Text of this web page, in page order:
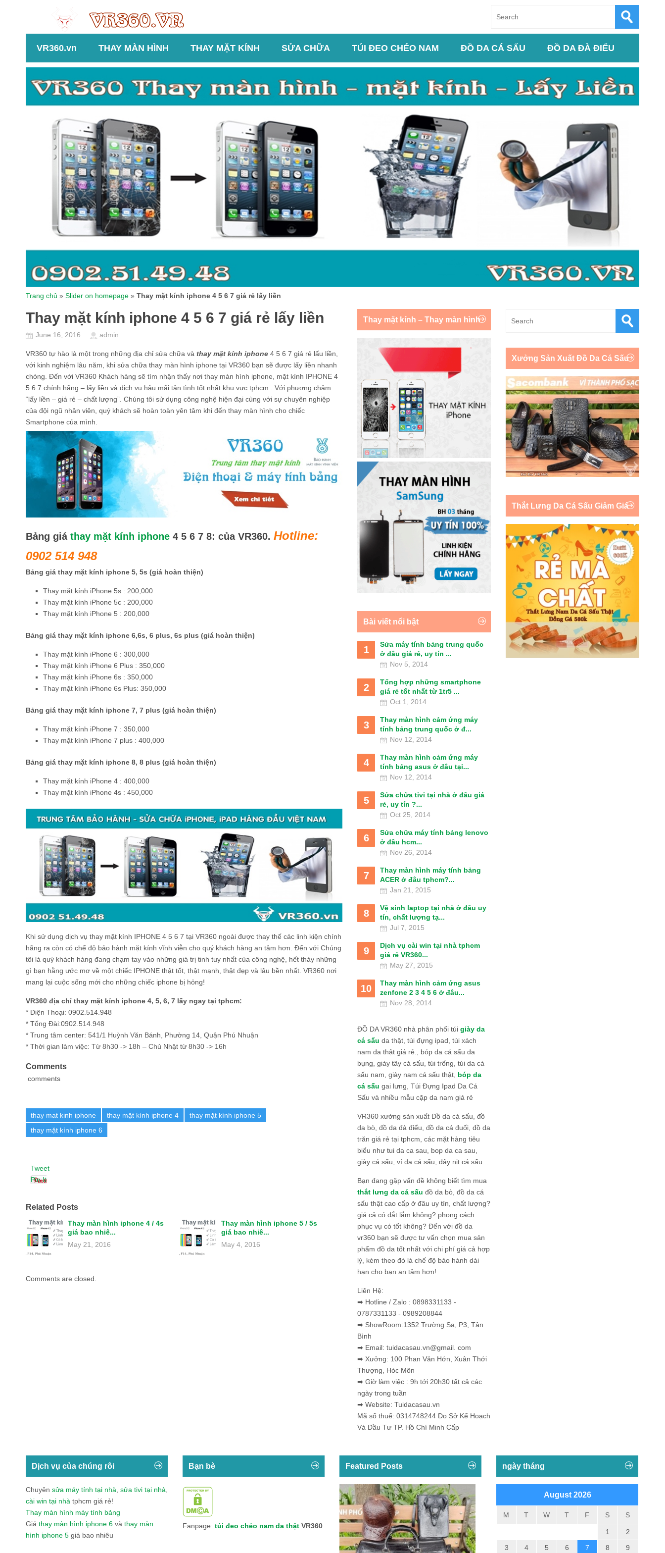
VR360.vn THAY MÀN HÌNH THAY MẶT KÍNH SỬA CHỮA TÚI ĐEO CHÉO NAM ĐỒ DA CÁ SẤU ĐỒ DA ĐÀ ĐIỂU
Trang chủ » Slider on homepage » Thay mặt kính iphone 4 5 6 7 giá rẻ lấy liền
Thay mặt kính iphone 4 5 6 7 giá rẻ lấy liền
June 16, 2016 admin
VR360 tự hào là một trong những địa chỉ sửa chữa và thay mặt kính iphone 4 5 6 7 giá rẻ lấu liền,
với kinh nghiệm lâu năm, khi sửa chữa thay màn hình iphone tại VR360 bạn sẽ được lấy liền nhanh
chóng. Đến với VR360 Khách hàng sẽ tìm nhận thấy nơi thay màn hình iphone, mặt kính IPHONE 4
5 6 7 chính hãng – lấy liền và dịch vụ hậu mãi tận tình tốt nhất khu vực tphcm . Với phương châm
“lấy liền – giá rẻ – chất lượng”. Chúng tôi sử dụng công nghệ hiện đại cùng với sự chuyên nghiệp
của đội ngũ nhân viên, quý khách sẽ hoàn toàn yên tâm khi đến thay màn hình cho chiếc
Smartphone của mình.
Bảng giá thay mặt kính iphone 4 5 6 7 8: của VR360. Hotline:
0902 514 948
Bảng giá thay mặt kính iphone 5, 5s (giá hoàn thiện)
Thay mặt kính iPhone 5s : 200,000
Thay mặt kính iPhone 5c : 200,000
Thay mặt kính iPhone 5 : 200,000
Bảng giá thay mặt kính iphone 6,6s, 6 plus, 6s plus (giá hoàn thiện)
Thay mặt kính iPhone 6 : 300,000
Thay mặt kính iPhone 6 Plus : 350,000
Thay mặt kính iPhone 6s : 350,000
Thay mặt kính iPhone 6s Plus: 350,000
Bảng giá thay mặt kính iphone 7, 7 plus (giá hoàn thiện)
Thay mặt kính iPhone 7 : 350,000
Thay mặt kính iPhone 7 plus : 400,000
Bảng giá thay mặt kính iphone 8, 8 plus (giá hoàn thiện)
Thay mặt kính iPhone 4 : 400,000
Thay mặt kính iPhone 4s : 450,000
Khi sử dụng dịch vụ thay mặt kính IPHONE 4 5 6 7 tại VR360 ngoài được thay thế các linh kiện chính
hãng ra còn có chế độ bảo hành mặt kính vĩnh viễn cho quý khách hàng an tâm hơn. Đến với Chúng
tôi là quý khách hàng đang chạm tay vào những giá trị tinh tuy nhất của công nghệ, hết thảy những
gì bạn hằng ước mơ về một chiếc IPHONE thật tốt, thật mạnh, thật đẹp và lâu bền nhất. VR360 nơi
mang lại cuộc sống mới cho những chiếc iphone bị hỏng!
VR360 địa chỉ thay mặt kính iphone 4, 5, 6, 7 lấy ngay tại tphcm:
* Điện Thoại: 0902.514.948
* Tổng Đài:0902.514.948
* Trung tâm center: 541/1 Huỳnh Văn Bánh, Phường 14, Quận Phú Nhuận
* Thời gian làm việc: Từ 8h30 -> 18h – Chủ Nhật từ 8h30 -> 16h
Comments
comments
thay mat kinh iphone thay mặt kính iphone 4
thay mặt kính iphone 5
thay mặt kính iphone 6
Tweet
Pin It
Related Posts
Thay màn hình iphone 4 / 4s
giá bao nhiê...
May 21, 2016
Thay màn hình iphone 5 / 5s
giá bao nhiê...
May 4, 2016
Comments are closed.
Thay mặt kính – Thay màn hình
Bài viết nổi bật
1
Sửa máy tính bảng trung quốc
ở đâu giá rẻ, uy tín ...
Nov 5, 2014
2
Tổng hợp những smartphone
giá rẻ tốt nhất từ 1tr5 ...
Oct 1, 2014
3
Thay màn hình cảm ứng máy
tính bảng trung quốc ở đ...
Nov 12, 2014
4
Thay màn hình cảm ứng máy
tính bảng asus ở đâu tại...
Nov 12, 2014
5
Sửa chữa tivi tại nhà ở đâu giá
rẻ, uy tín ?...
Oct 25, 2014
6
Sửa chữa máy tính bảng lenovo
ở đâu hcm...
Nov 26, 2014
7
Thay màn hình máy tính bảng
ACER ở đâu tphcm?...
Jan 21, 2015
8
Vệ sinh laptop tại nhà ở đâu uy
tín, chất lượng tạ...
Jul 7, 2015
9
Dịch vụ cài win tại nhà tphcm
giá rẻ VR360...
May 27, 2015
10
Thay màn hình cảm ứng asus
zenfone 2 3 4 5 6 ở đâu...
Nov 28, 2014
ĐỒ DA VR360 nhà phân phối túi giày da
cá sấu da thật, túi đựng ipad, túi xách
nam da thật giá rẻ., bóp da cá sấu da
bụng, giày tây cá sấu, túi trống, túi da cá
sấu nam, giày nam cá sấu thật, bóp da
cá sấu gai lưng, Túi Đựng Ipad Da Cá
Sấu và nhiều mẫu cặp da nam giá rẻ
VR360 xưởng sản xuất Đồ da cá sấu, đồ
da bò, đồ da đà điểu, đồ da cá đuối, đồ da
trăn giá rẻ tại tphcm, các mặt hàng tiêu
biểu như tui da ca sau, bop da ca sau,
giày cá sấu, ví da cá sấu, dây nịt cá sấu...
Bạn đang gặp vấn đề không biết tìm mua
thắt lưng da cá sấu đồ da bò, đồ da cá
sấu thật cao cấp ở đâu uy tín, chất lượng?
giá cả có đắt lắm không? phong cách
phục vụ có tốt không? Đến với đồ da
vr360 bạn sẽ được tư vấn chọn mua sản
phẩm đồ da tốt nhất với chi phí giá cả hợp
lý, kèm theo đó là chế độ bảo hành dài
hạn cho bạn an tâm hơn!
Liên Hệ:
➡ Hotline / Zalo : 0898331133 -
0787331133 - 0989208844
➡ ShowRoom:1352 Trường Sa, P3, Tân
Bình
➡ Email: tuidacasau.vn@gmail. com
➡ Xưởng: 100 Phan Văn Hớn, Xuân Thới
Thượng, Hóc Môn
➡ Giờ làm việc : 9h tới 20h30 tất cả các
ngày trong tuần
➡ Website: Tuidacasau.vn
Mã số thuế: 0314748244 Do Sở Kế Hoạch
Và Đầu Tư TP. Hồ Chí Minh Cấp
Xưởng Sản Xuất Đồ Da Cá Sấu
Thắt Lưng Da Cá Sấu Giảm Giá
Dịch vụ của chúng rôi
Chuyên sửa máy tính tại nhà sửa tivi tại nhà
cài win tại nhà tphcm giá rẻ!
Thay màn hình máy tính bảng
Giá thay màn hình iphone 6 và thay màn
hình iphone 5 giá bao nhiêu
Bạn bè
Fanpage: túi đeo chéo nam da thật VR360
Featured Posts ngày tháng
August 2026
M T W T F S S
1
2
3
4 5 6 7 8 9